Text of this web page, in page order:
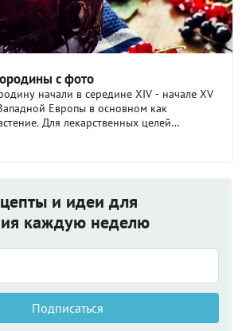
с фото
начали в середине XIV - начале XV
Европы в основном как
Для лекарственных целей
листья и ягоды смородины. ...
и идеи для
каждую неделю
Подписаться